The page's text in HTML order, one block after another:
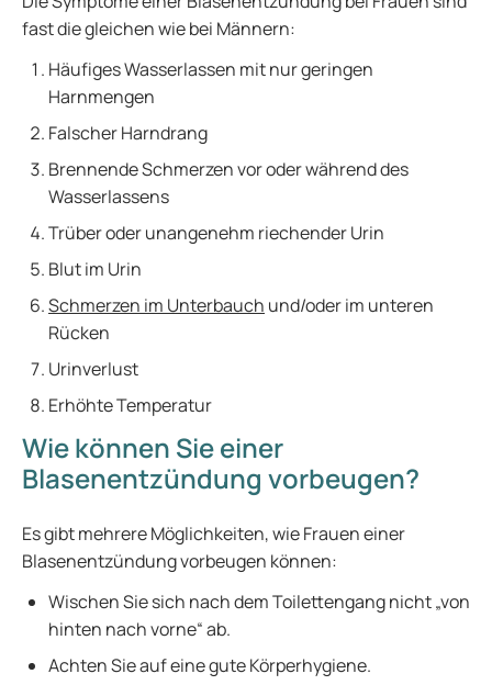
fast die gleichen wie bei Männern:
Häufiges Wasserlassen mit nur geringen
Harnmengen
Falscher Harndrang
Brennende Schmerzen vor oder während des
Wasserlassens
Trüber oder unangenehm riechender Urin
Blut im Urin
Schmerzen im Unterbauch und/oder im unteren
Rücken
Urinverlust
Erhöhte Temperatur
Wie können Sie einer
Blasenentzündung vorbeugen?
Es gibt mehrere Möglichkeiten, wie Frauen einer
Blasenentzündung vorbeugen können:
Wischen Sie sich nach dem Toilettengang nicht „von
hinten nach vorne“ ab.
Achten Sie auf eine gute Körperhygiene.